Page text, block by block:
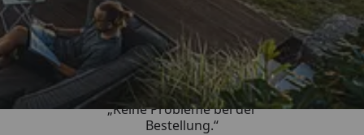
Trusted Shops
5,00/ 5
„Keine Probleme bei der
Bestellung.“